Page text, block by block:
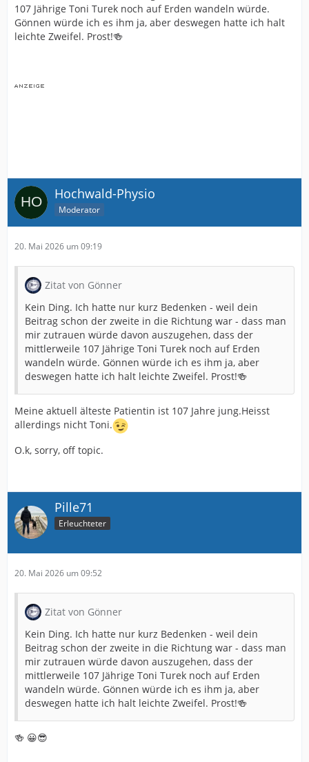
107 Jährige Toni Turek noch auf Erden wandeln würde.
Gönnen würde ich es ihm ja, aber deswegen hatte ich halt
leichte Zweifel. Prost!🍻
Hochwald-Physio
Moderator
20. Mai 2026 um 09:19
Zitat von Gönner
Kein Ding. Ich hatte nur kurz Bedenken - weil dein
Beitrag schon der zweite in die Richtung war - dass man
mir zutrauen würde davon auszugehen, dass der
mittlerweile 107 Jährige Toni Turek noch auf Erden
wandeln würde. Gönnen würde ich es ihm ja, aber
deswegen hatte ich halt leichte Zweifel. Prost!🍻
Meine aktuell älteste Patientin ist 107 Jahre jung.Heisst
allerdings nicht Toni.
O.k, sorry, off topic.
Pille71
Erleuchteter
20. Mai 2026 um 09:52
Zitat von Gönner
Kein Ding. Ich hatte nur kurz Bedenken - weil dein
Beitrag schon der zweite in die Richtung war - dass man
mir zutrauen würde davon auszugehen, dass der
mittlerweile 107 Jährige Toni Turek noch auf Erden
wandeln würde. Gönnen würde ich es ihm ja, aber
deswegen hatte ich halt leichte Zweifel. Prost!🍻
🍻 😀😎